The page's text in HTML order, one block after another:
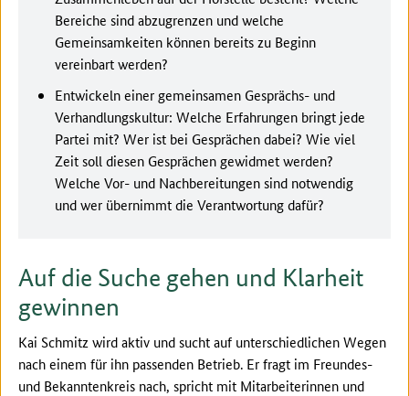
Bereiche sind abzugrenzen und welche
Gemeinsamkeiten können bereits zu Beginn
vereinbart werden?
Entwickeln einer gemeinsamen Gesprächs- und
Verhandlungskultur: Welche Erfahrungen bringt jede
Partei mit? Wer ist bei Gesprächen dabei? Wie viel
Zeit soll diesen Gesprächen gewidmet werden?
Welche Vor- und Nachbereitungen sind notwendig
und wer übernimmt die Verantwortung dafür?
Auf die Suche gehen und Klarheit
gewinnen
Kai Schmitz wird aktiv und sucht auf unterschiedlichen Wegen
nach einem für ihn passenden Betrieb. Er fragt im Freundes-
und Bekanntenkreis nach, spricht mit Mitarbeiterinnen und